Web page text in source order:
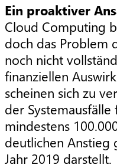
Ein proaktiver
Cloud Computing
doch das Problem
noch nicht
finanziellen
scheinen sich zu
der
mindestens
deutlichen Anstieg
Jahr 2019 darstellt.